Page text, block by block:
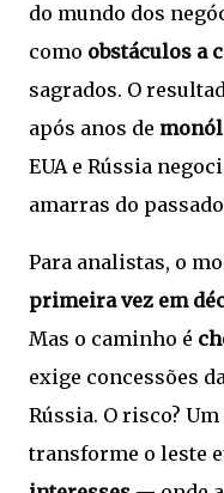
do mundo dos
como obstáculos a
sagrados. O
após anos de
EUA e Rússia
amarras do
Para analistas, o
primeira vez em
Mas o caminho é
exige concessões
Rússia. O risco? Um
transforme o leste